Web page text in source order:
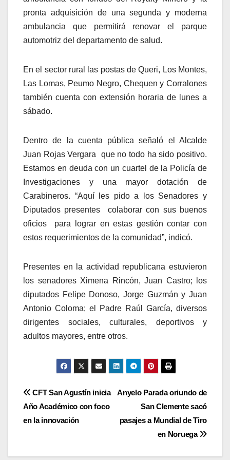
pronta adquisición de una segunda y moderna
ambulancia que permitirá renovar el parque
automotriz del departamento de salud.
En el sector rural las postas de Queri, Los Montes,
Las Lomas, Peumo Negro, Chequen y Corralones
también cuenta con extensión horaria de lunes a
sábado.
Dentro de la cuenta pública señaló el Alcalde
Juan Rojas Vergara que no todo ha sido positivo.
Estamos en deuda con un cuartel de la Policía de
Investigaciones y una mayor dotación de
Carabineros. “Aquí les pido a los Senadores y
Diputados presentes colaborar con sus buenos
oficios para lograr en estas gestión contar con
estos requerimientos de la comunidad”, indicó.
Presentes en la actividad republicana estuvieron
los senadores Ximena Rincón, Juan Castro; los
diputados Felipe Donoso, Jorge Guzmán y Juan
Antonio Coloma; el Padre Raúl García, diversos
dirigentes sociales, culturales, deportivos y
adultos mayores, entre otros.
Navegación
de
Anyelo Parada oriundo de
San Clemente sacó
pasajes a Mundial de Tiro
en Noruega
CFT San Agustín inicia
Año Académico con foco
en la innovación